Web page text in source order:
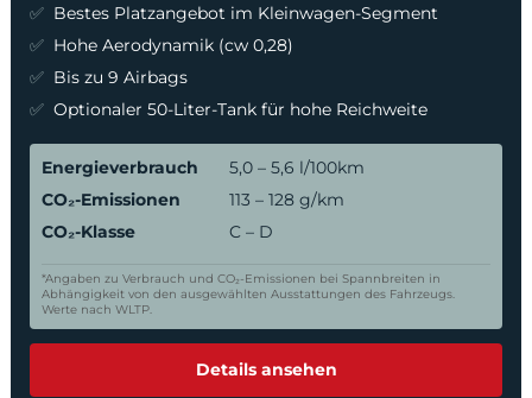
Bestes Platzangebot im Kleinwagen-Segment
Hohe Aerodynamik (cw 0,28)
Bis zu 9 Airbags
Optionaler 50-Liter-Tank für hohe Reichweite
Energieverbrauch
5,0 – 5,6 l/100km
CO₂-Emissionen
113 – 128 g/km
CO₂-Klasse
C – D
*Angaben zu Verbrauch und CO₂-Emissionen bei Spannbreiten in
Abhängigkeit von den ausgewählten Ausstattungen des Fahrzeugs.
Werte nach WLTP.
Details ansehen